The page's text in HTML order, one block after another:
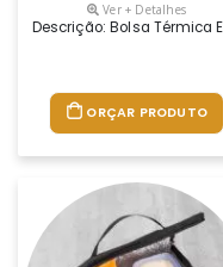
Ver + Detalhes
Descrição: Bolsa Térmica
ORÇAR PRODUTO